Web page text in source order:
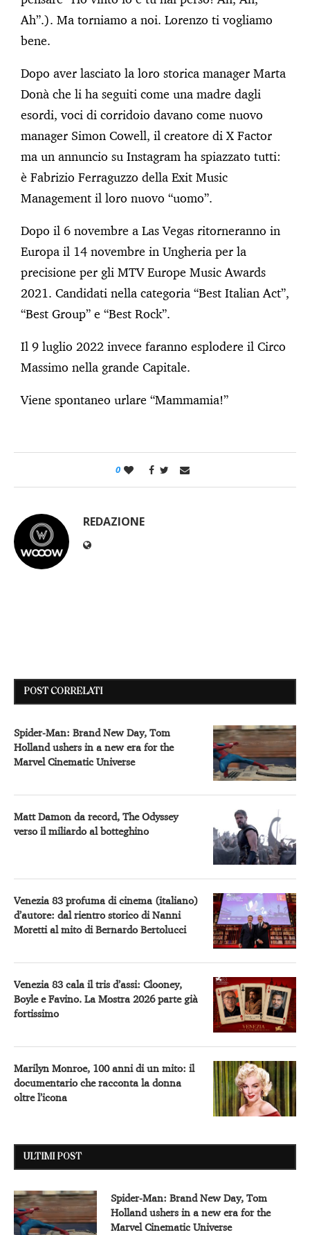
Ah”.). Ma torniamo a noi. Lorenzo ti vogliamo
bene.
Dopo aver lasciato la loro storica manager Marta
Donà che li ha seguiti come una madre dagli
esordi, voci di corridoio davano come nuovo
manager Simon Cowell, il creatore di X Factor
ma un annuncio su Instagram ha spiazzato tutti:
è Fabrizio Ferraguzzo della Exit Music
Management il loro nuovo “uomo”.
Dopo il 6 novembre a Las Vegas ritorneranno in
Europa il 14 novembre in Ungheria per la
precisione per gli MTV Europe Music Awards
2021. Candidati nella categoria “Best Italian Act”,
“Best Group” e “Best Rock”.
Il 9 luglio 2022 invece faranno esplodere il Circo
Massimo nella grande Capitale.
Viene spontaneo urlare “Mammamia!”
0
REDAZIONE
POST CORRELATI
Spider-Man: Brand New Day, Tom
Holland ushers in a new era for the
Marvel Cinematic Universe
Matt Damon da record, The Odyssey
verso il miliardo al botteghino
Venezia 83 profuma di cinema (italiano)
d’autore: dal rientro storico di Nanni
Moretti al mito di Bernardo Bertolucci
Venezia 83 cala il tris d’assi: Clooney,
Boyle e Favino. La Mostra 2026 parte già
fortissimo
Marilyn Monroe, 100 anni di un mito: il
documentario che racconta la donna
oltre l’icona
ULTIMI POST
Spider-Man: Brand New Day, Tom
Holland ushers in a new era for the
Marvel Cinematic Universe